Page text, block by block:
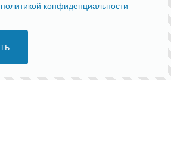
политикой конфиденциальности